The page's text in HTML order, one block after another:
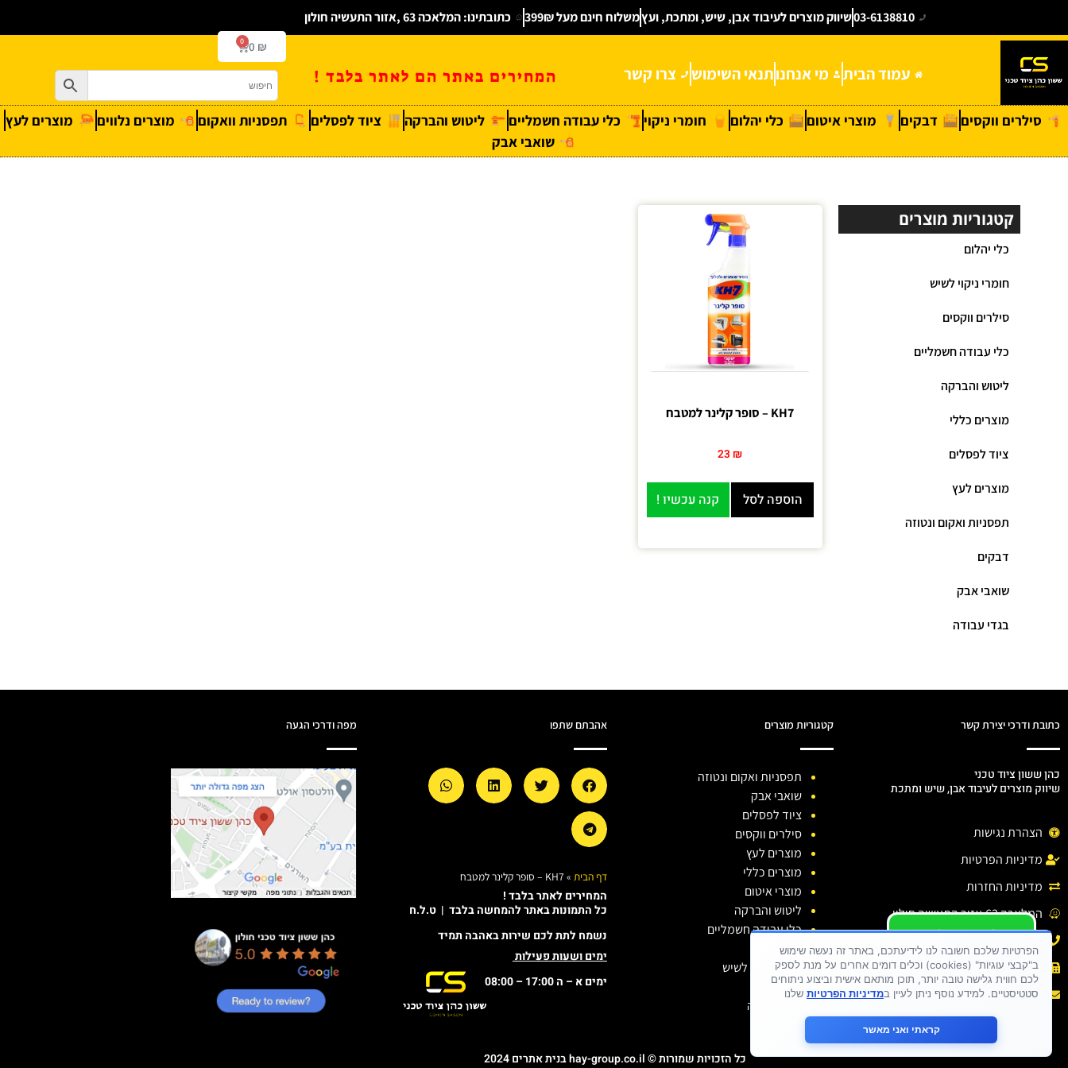
03-6138810שיווק מוצרים לעיבוד אבן, שיש, ומתכת, ועץמשלוח חינם מעל 399₪ כתובתינו: המלאכה 63 ,אזור התעשיה חולון
עמוד הבית מי אנחנותנאי השימוש צרו קשר המחירים באתר הם לאתר בלבד !
0 ₪
0
סילרים ווקסים דבקים מוצרי איטום כלי יהלום חומרי ניקוי כלי עבודה חשמליים ליטוש והברקה ציוד לפסלים תפסניות וואקום מוצרים נלווים
מוצרים לעץ
שואבי אבק
קטגוריות מוצרים
כלי יהלום
חומרי ניקוי לשיש
סילרים ווקסים
כלי עבודה חשמליים
ליטוש והברקה
מוצרים כללי
ציוד לפסלים
מוצרים לעץ
תפסניות ואקום ונטוזה
דבקים
שואבי אבק
בגדי עבודה
KH7 – סופר קלינר למטבח
23 ₪
הוספה לסל קנה עכשיו !
כתובת ודרכי יצירת קשר
כהן ששון ציוד טכני
שיווק מוצרים לעיבוד אבן, שיש ומתכת
הצהרת נגישות
מדיניות הפרטיות
מדיניות החזרות
המלאכה 63,אזור התעשיה חולון.
פקס : 03-6138810
אימייל :sason.cohen26@gmail.com
קטגוריות מוצרים
תפסניות ואקום ונטוזה
שואבי אבק
ציוד לפסלים
סילרים ווקסים
מוצרים לעץ
מוצרים כללי
מוצרי איטום
ליטוש והברקה
כלי עבודה חשמליים
כלי יהלום
חומרי ניקוי לשיש
דבקים
בגדי עבודה
אהבתם שתפו
דף הבית » KH7 – סופר קלינר למטבח
המחירים לאתר בלבד !
כל התמונות באתר להמחשה בלבד | ט.ל.ח
נשמח לתת לכם שירות באהבה תמיד
ימים ושעות פעילות
ימים א – ה 17:00 – 08:00
מפה ודרכי הגעה
יש לכם שאלה ?
יש לכם בעיה ?
כתבו לנו
כל הזכויות שמורות © hay-group.co.il בנית אתרים 2024
הפרטיות שלכם חשובה לנו לידיעתכם, באתר זה נעשה שימוש
ב"קבצי עוגיות" (cookies) וכלים דומים אחרים על מנת לספק
לכם חווית גלישה טובה יותר, תוכן מותאם אישית וביצוע ניתוחים
סטטיסטיים. למידע נוסף ניתן לעיין במדיניות הפרטיות שלנו
קראתי ואני מאשר